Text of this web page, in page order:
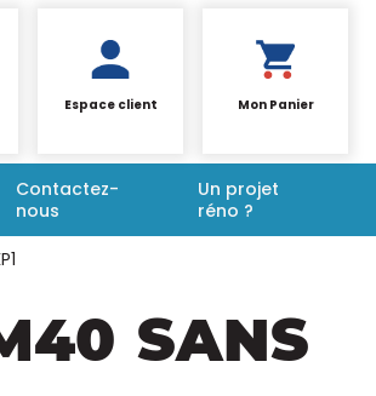
Espace client Mon Panier
Contactez-
nous
Un projet
réno ?
SANS